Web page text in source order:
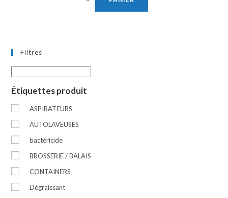
Filtres
Étiquettes produit
ASPIRATEURS
AUTOLAVEUSES
bactéricide
BROSSERIE / BALAIS
CONTAINERS
Dégraissant